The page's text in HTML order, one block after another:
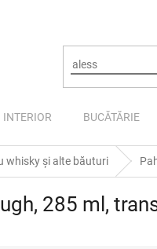
INTERIOR BUCĂTĂRIE
whisky și alte băuturi
285 ml,